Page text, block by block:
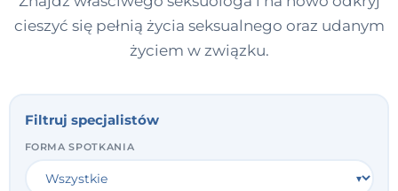
cieszyć się pełnią życia seksualnego oraz udanym
życiem w związku.
Filtruj specjalistów
FORMA SPOTKANIA